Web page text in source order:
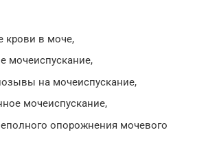
крови в моче,
мочеиспускание,
на мочеиспускание,
мочеиспускание,
опорожнения мочевого